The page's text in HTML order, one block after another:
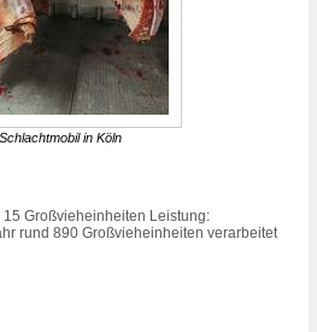
Schlachtmobil in Köln
Großvieheinheiten Leistung:
rund 890 Großvieheinheiten verarbeitet